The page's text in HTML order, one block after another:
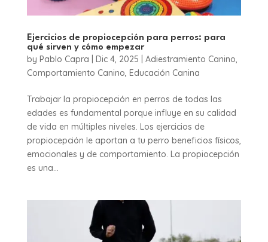
Ejercicios de propiocepción para perros: para
qué sirven y cómo empezar
by Pablo Capra Dic 4, 2025 Adiestramiento Canino,
Comportamiento Canino, Educación Canina
Trabajar la propiocepción en perros de todas las
edades es fundamental porque influye en su calidad
de vida en múltiples niveles. Los ejercicios de
propiocepción le aportan a tu perro beneficios físicos,
emocionales y de comportamiento. La propiocepción
es una...